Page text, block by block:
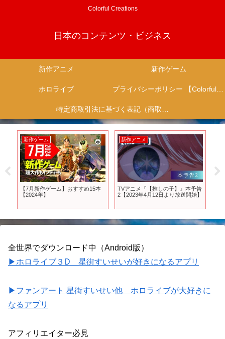
Colorful Creations
日本のコンテンツ・ビジネス
新作アニメ 新作ゲーム
ホロライブ プライバシーポリシー 【Colorful Creation】
特定商取引法に基づく表記（商取引に関する開示）
新作ゲーム
【7月新作ゲーム】おすすめ15本
【2024年】
新作アニメ
TVアニメ『【推しの子】』本予告
2【2023年4月12日より放送開始】
全世界でダウンロード中（Android版）
▶ホロライブ３D 星街すいせいが好きになるアプリ
▶ファンアート 星街すいせい他 ホロライブが大好きに
なるアプリ
アフィリエイター必見